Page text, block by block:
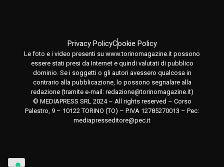
Privacy PolicyCookie Policy
Le foto e i video presenti su www.torinomagazine.it possono
essere stati presi da Internet e quindi valutati di pubblico
dominio. Se i soggetti o gli autori avessero qualcosa in
contrario alla pubblicazione, lo possono segnalare alla
redazione (tramite e-mail: redazione@torinomagazine.it)
© MEDIAPRESS SRL 2024 – All rights reserved – Corso
Palestro, 9 – 10122 TORINO (TO) – P.IVA 12785270013 – Pec:
mediapresseditore@pec.it